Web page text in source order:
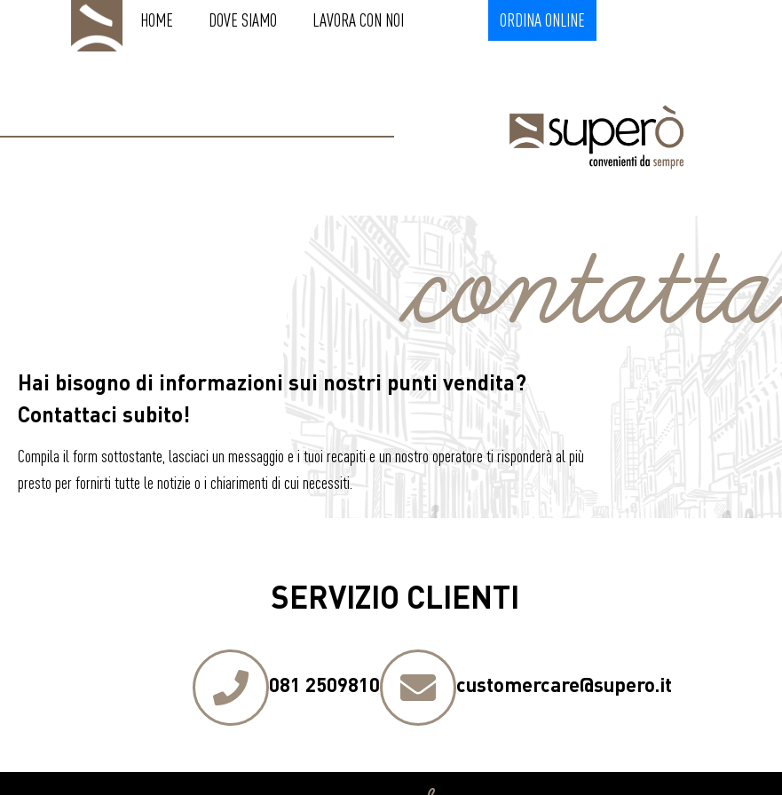
HOME DOVE SIAMO
LAVORA CON NOI
ORDINA ONLINE
contatta
Hai bisogno di informazioni sui nostri punti vendita?
Contattaci subito!
Compila il form sottostante, lasciaci un messaggio e i tuoi recapiti e un nostro operatore ti risponderà al più
presto per fornirti tutte le notizie o i chiarimenti di cui necessiti.
SERVIZIO CLIENTI
081 2509810 customercare@supero.it